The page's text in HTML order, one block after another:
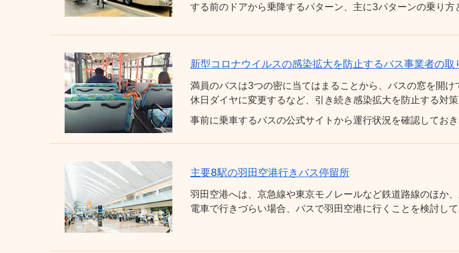
する前のドアから乗降するパターン、主に3パターンの乗り方
新型コロナウイルスの感染拡大を防止するバス事業者の取
満員のバスは3つの密に当てはまることから、バスの窓を開
休日ダイヤに変更するなど、引き続き感染拡大を防止する対
事前に乗車するバスの公式サイトから運行状況を確認しておき
主要8駅の羽田空港行きバス停留所
羽田空港へは、京急線や東京モノレールなど鉄道路線のほか
電車で行きづらい場合、バスで羽田空港に行くことを検討して